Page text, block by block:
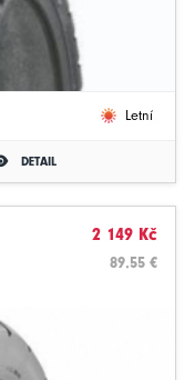
Letní
DETAIL
2 149 Kč
89.55 €